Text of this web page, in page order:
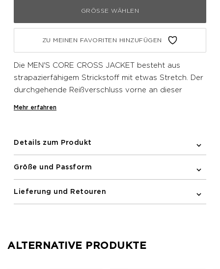
GRÖSSE WÄHLEN
ZU MEINEN FAVORITEN HINZUFÜGEN
Die MEN'S CORE CROSS JACKET besteht aus
strapazierfähigem Strickstoff mit etwas Stretch. Der
durchgehende Reißverschluss vorne an dieser
reflektierendes Logo und eine elastische Einfassung
Mehr erfahren
Details zum Produkt
Größe und Passform
Lieferung und Retouren
ALTERNATIVE PRODUKTE